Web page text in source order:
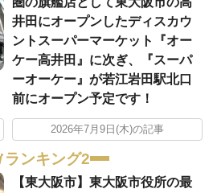
井田にオープンしたディスカウ
ントスーパーマーケット『オー
ケー高井田』に次ぎ、『スーパ
ーオーケー』が若江岩田駅北口
前にオープン予定です！
2026年7月9日(木)の記事
ランキング2
【東大阪市】東大阪市役所の最